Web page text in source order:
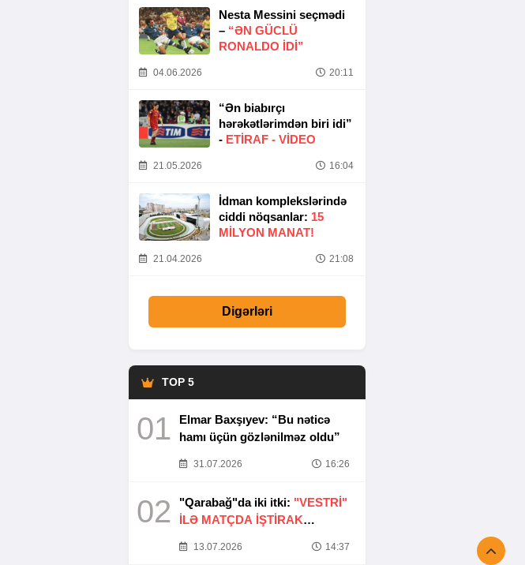
Nesta Messini seçmədi
– “ƏN GÜCLÜ
RONALDO IDI”
04.06.2026 20:11
“Ən biabırçı
hərəkətlərimdən biri idi”
- ETIRAF - VİDEO
21.05.2026 16:04
İdman komplekslərində
ciddi nöqsanlar: 15
MILYON MANAT!
21.04.2026 21:08
Digərləri
TOP 5
01
Elmar Baxşıyev: “Bu nəticə
hamı üçün gözlənilməz oldu”
31.07.2026 16:26
02 "Qarabağ"da iki itki: "VESTRİ"
İLƏ MATÇDA İŞTİRAK
13.07.2026 14:37